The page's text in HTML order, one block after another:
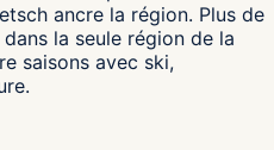
ancre la région. Plus de
la seule région de la
saisons avec ski,